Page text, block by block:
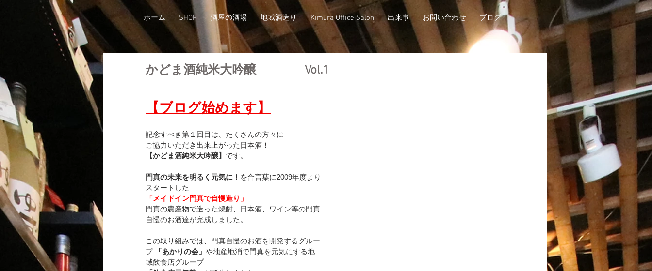
ホーム SHOP 酒屋の酒場 地域酒造り Kimura Office Salon 出来事 お問い合わせ ブログ
かどま酒純米大吟醸 Vol.1
【ブログ始めます】
記念すべき第１回目は、たくさんの方々に
ご協力いただき出来上がった日本酒！
【かどま酒純米大吟醸】 です。
門真の未来を明るく元気に！ を合言葉に2009年度より
スタートした
「メイドイン門真で自慢造り」
門真の農産物で造った焼酎、日本酒、ワイン等の門真
自慢のお酒達が完成しました。
この取り組みでは、門真自慢のお酒を開発するグルー
プ
「あかりの会」 や地産地消で門真を元気にする地
域飲食店グループ